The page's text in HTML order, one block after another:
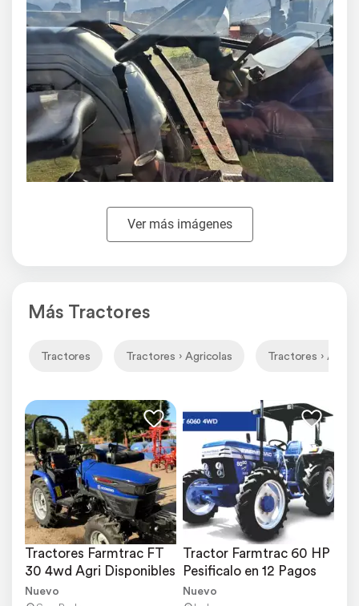
Ver más imágenes
Más Tractores
Tractores Tractores › Agricolas Tractores ›
Tractores Farmtrac FT
30 4wd Agri Disponibles
Nuevo
Tractor Farmtrac 60 HP
Pesificalo en 12 Pagos
Nuevo